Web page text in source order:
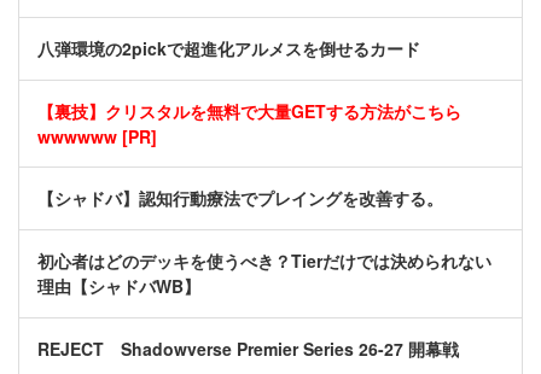
八弾環境の2pickで超進化アルメスを倒せるカード
【裏技】クリスタルを無料で大量GETする方法がこちら
wwwwww [PR]
【シャドバ】認知行動療法でプレイングを改善する。
初心者はどのデッキを使うべき？Tierだけでは決められない
理由【シャドバWB】
REJECT Shadowverse Premier Series 26-27 開幕戦